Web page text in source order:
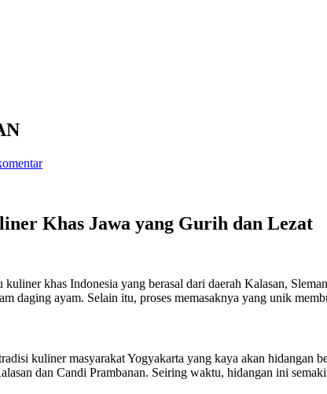
Khas Jawa yang Gurih dan Lezat
kuliner khas Indonesia yang berasal dari daerah Kalasan,
daging ayam. Selain itu, proses memasaknya yang unik
kuliner masyarakat Yogyakarta yang kaya akan hidangan
dan Candi Prambanan. Seiring waktu, hidangan ini